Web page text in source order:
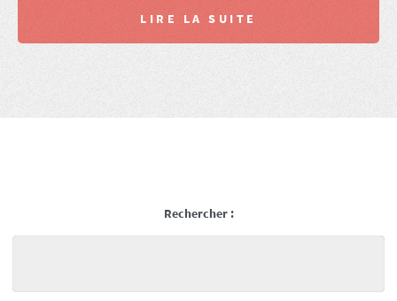
LIRE LA SUITE
Rechercher :